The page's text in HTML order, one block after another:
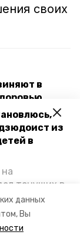
данных
Вы
из
в
тонущих в
помощь. По
края и
пообщался
своих
в
от
17%
кредит